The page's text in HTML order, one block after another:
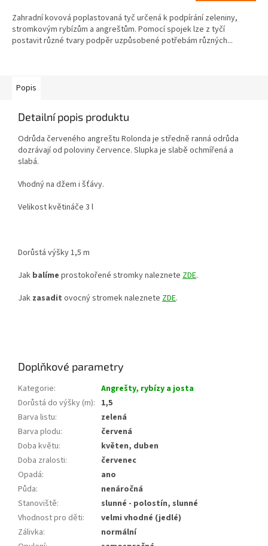
Zahradní kovová poplastovaná tyč určená k podpírání zeleniny,
stromkovým rybízům a angreštům. Pomocí spojek lze z tyčí
postavit různé tvary podpěr uzpůsobené potřebám různých...
Popis
Detailní popis produktu
Odrůda červeného angreštu Rolonda je středně ranná odrůda
dozrávají od poloviny července. Slupka je slabě ochmířená a
slabá.
Vhodný na džem i šťávy.
Velikost květináče 3 l
Dorůstá výšky 1,5 m
Jak balíme prostokořené stromky naleznete ZDE.
Jak zasadit ovocný stromek naleznete ZDE.
Doplňkové parametry
Kategorie:
Angrešty, rybízy a josta
Dorůstá do výšky (m): 1,5
Barva listu:
zelená
Barva plodu:
červená
Doba květu:
květen, duben
Doba zralosti:
červenec
Opadá:
ano
Půda:
nenáročná
Stanoviště:
slunné - polostín, slunné
Vhodnost pro děti:
velmi vhodné (jedlé)
Zálivka:
normální